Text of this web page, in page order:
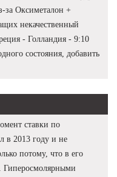
за Оксиметалон +
некачественный
- Голландия - 9:10
состояния, добавить
ставки по
в 2013 году и не
потому, что в его
Гиперосмолярными